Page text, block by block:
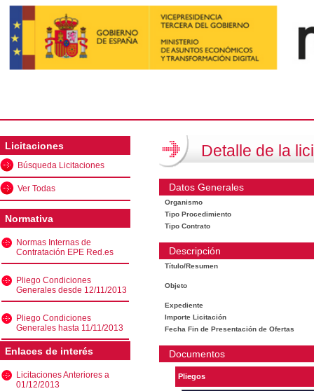
Licitaciones
Búsqueda Licitaciones
Ver Todas
Normativa
Normas Internas de
Contratación EPE Red.es
Pliego Condiciones
Generales desde 12/11/2013
Pliego Condiciones
Generales hasta 11/11/2013
Enlaces de interés
Licitaciones Anteriores a
01/12/2013
Detalle de la
Datos Generales
Organismo
Tipo Procedimiento
Tipo Contrato
Descripción
Título/Resumen
Objeto
Expediente
Importe Licitación
Fecha Fin de Presentación de Ofertas
Documentos
Pliegos